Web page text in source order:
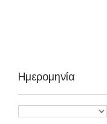
Ημερομηνία